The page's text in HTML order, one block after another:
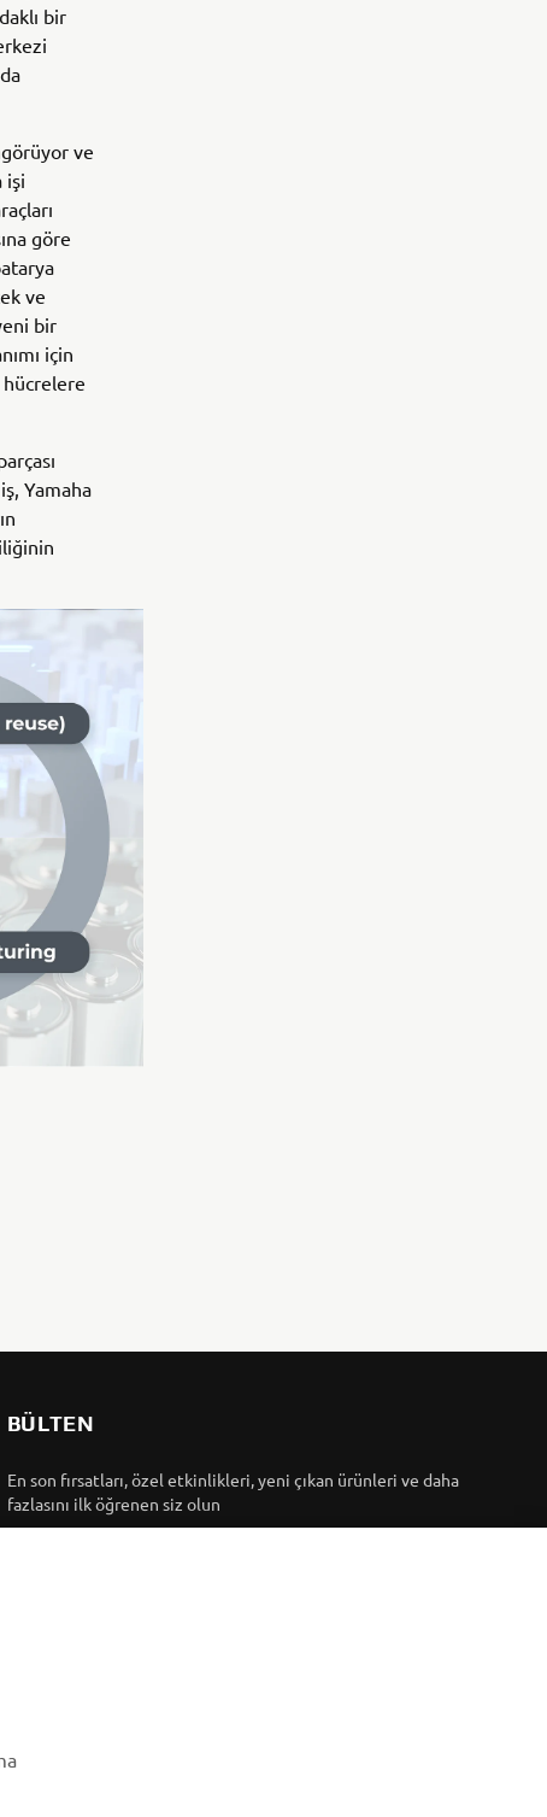
bir
ve
işi
göre
ve
bir
için
hücrelere
Yamaha
BÜLTEN
En son fırsatları, özel etkinlikleri, yeni çıkan ürünleri ve daha
fazlasını ilk öğrenen siz olun